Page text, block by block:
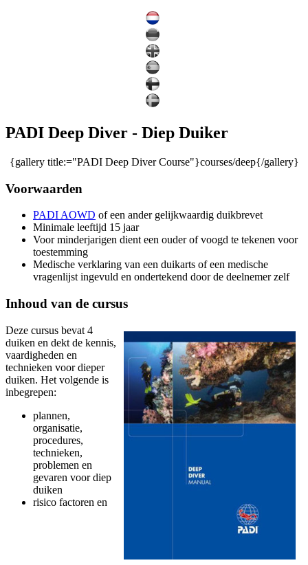
PADI Deep Diver - Diep Duiker
{gallery title:="PADI Deep Diver Course"}courses/deep{/gallery}
Voorwaarden
PADI AOWD of een ander gelijkwaardig duikbrevet
Minimale leeftijd 15 jaar
Voor minderjarigen dient een ouder of voogd te tekenen voor
toestemming
Medische verklaring van een duikarts of een medische
vragenlijst ingevuld en ondertekend door de deelnemer zelf
Inhoud van de cursus
Deze cursus bevat 4
duiken en dekt de kennis,
vaardigheden en
technieken voor dieper
duiken. Het volgende is
inbegrepen:
plannen,
organisatie,
procedures,
technieken,
problemen en
gevaren voor diep
duiken
risico factoren en